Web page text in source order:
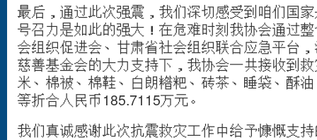
最后，通过此次强震，我们深切感受到咱们国
号召力是如此的强大！在危难时刻我协会通过
会组织促进会、甘肃省社会组织联合应急平台
慈善基金会的大力支持下，我协会一共接收到
米、棉被、棉鞋、白朗糌粑、砖茶、睡袋、酥
等折合人民币185.7115万元。
我们真诚感谢此次抗震救灾工作中给予慷慨支